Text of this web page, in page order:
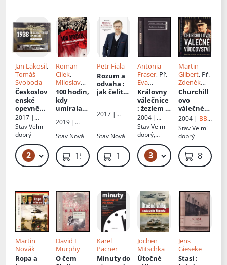
Jan Lakosil,
Tomáš
Svoboda
Českoslov
enské
opevnění
1938 :
velká
obrazová
kniha
2017 |
Mladá
fronta
StavVelmi
dobrý
2 2 799 Kč
Roman
Cílek,
Miloslav
Moulis
100 hodin,
kdy
umírala
2019 |
Stav Nová
159 Kč
Petr Fiala
Rozum a
odvaha :
jak čelit
a krizím
2017 |
Stav Nová
159 Kč
Antonia
Fraser, Př.
Eva
Křístková
Královny
válečnice
: žezlem a
mečem
2004 |
Garamond
StavVelmi
dobrý,
desky s
polepkou
3 79 Kč – 99 Kč
Martin
Gilbert, Př.
Zdeněk
Hron
Churchill
ovo
válečné
vůdcovstv
í
neustále
dotírejte,
sekýrujte
a
kousejte
2004 | BB
art
StavVelmi
dobrý
89 Kč
Martin
Novák
Ropa a
David E
Murphy
O čem
Karel
Pacner
Minuty do
Jochen
Mitschka
Útočné
Jens
Gieseke
Stasi :